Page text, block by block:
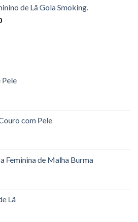
through
de Lã Gola Smoking.
Pele
com Pele
Feminina de Malha Burma
Lã